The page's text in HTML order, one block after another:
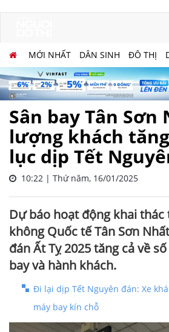
MỚI NHẤT DÂN SINH ĐÔ THỊ
Sân bay Tân Sơn
lượng khách
lục dịp Tết
10:22 | Thứ năm, 16/01/2025
Dự báo hoạt động khai thác
không Quốc tế Tân Sơn
đán Ất Tỵ 2025 tăng cả về
bay và hành khách.
Đi lại dịp Tết Nguyên đán: Xe
máy bay kín chỗ